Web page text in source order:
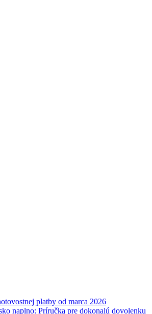
platby od marca 2026
naplno: Príručka pre dokonalú dovolenku